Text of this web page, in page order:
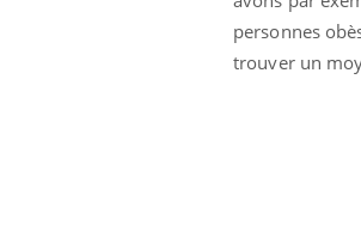
personnes
trouver un